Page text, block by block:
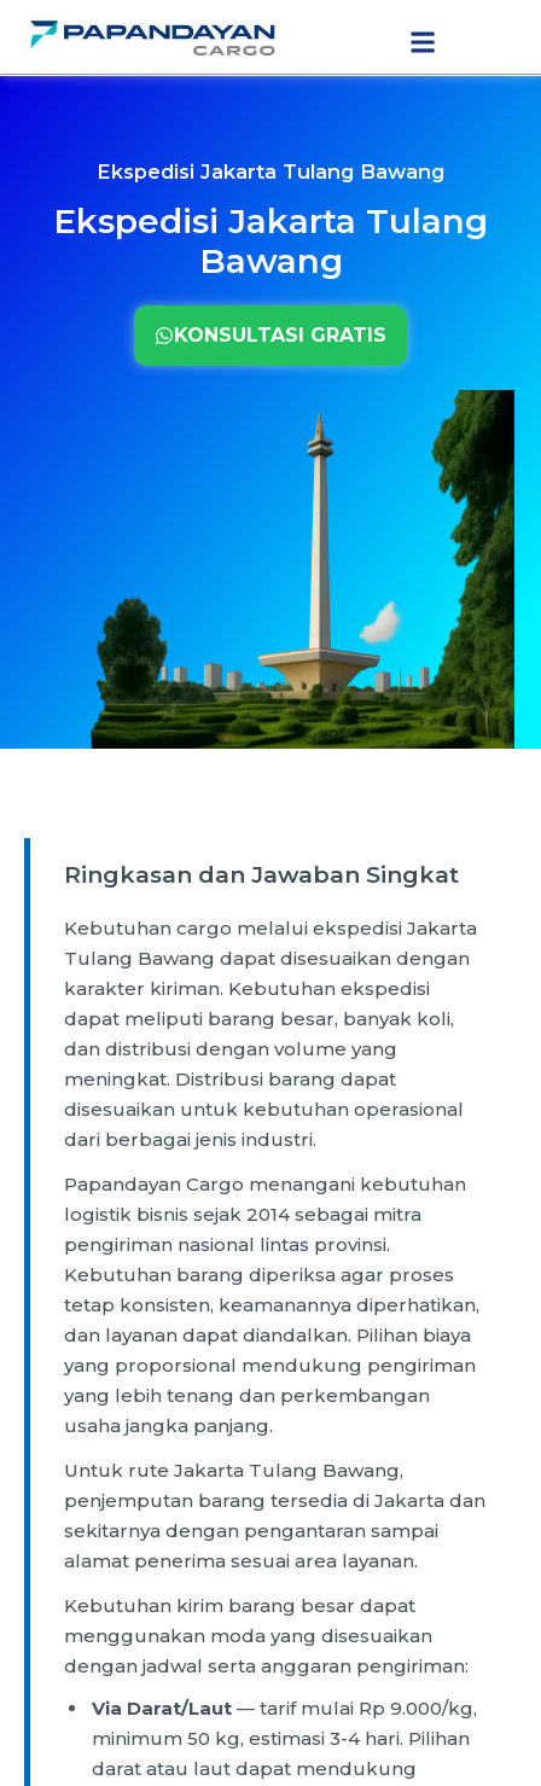
Lewati
konten
Ekspedisi Jakarta Tulang Bawang
Ekspedisi Jakarta Tulang
Bawang
KONSULTASI GRATIS
Ringkasan dan Jawaban Singkat
Kebutuhan cargo melalui ekspedisi Jakarta
Tulang Bawang dapat disesuaikan dengan
karakter kiriman. Kebutuhan ekspedisi
dapat meliputi barang besar, banyak koli,
dan distribusi dengan volume yang
meningkat. Distribusi barang dapat
disesuaikan untuk kebutuhan operasional
dari berbagai jenis industri.
Papandayan Cargo menangani kebutuhan
logistik bisnis sejak 2014 sebagai mitra
pengiriman nasional lintas provinsi.
Kebutuhan barang diperiksa agar proses
tetap konsisten, keamanannya diperhatikan,
dan layanan dapat diandalkan. Pilihan biaya
yang proporsional mendukung pengiriman
yang lebih tenang dan perkembangan
usaha jangka panjang.
Untuk rute Jakarta Tulang Bawang,
penjemputan barang tersedia di Jakarta dan
sekitarnya dengan pengantaran sampai
alamat penerima sesuai area layanan.
Kebutuhan kirim barang besar dapat
menggunakan moda yang disesuaikan
dengan jadwal serta anggaran pengiriman:
Via Darat/Laut — tarif mulai Rp 9.000/kg,
minimum 50 kg, estimasi 3-4 hari. Pilihan
darat atau laut dapat mendukung